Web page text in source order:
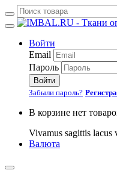
Войти
Email
Пароль
Войти
Забыли пароль?
В корзине нет
Vivamus sagittis lacus
Валюта